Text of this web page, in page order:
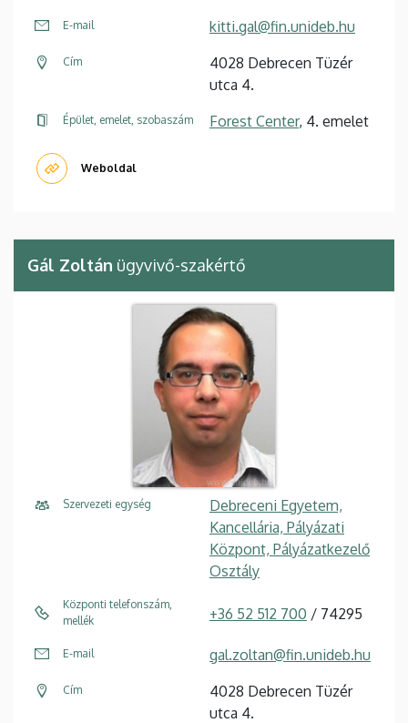
E-mail kitti.gal@fin.unideb.hu
Cím
4028 Debrecen Tüzér
utca 4.
Épület, emelet, szobaszám Forest Center, 4. emelet
Weboldal
Gál Zoltán ügyvivő-szakértő
Szervezeti egység
Debreceni Egyetem,
Kancellária, Pályázati
Központ, Pályázatkezelő
Osztály
Központi telefonszám,
mellék
+36 52 512 700 / 74295
E-mail gal.zoltan@fin.unideb.hu
Cím
4028 Debrecen Tüzér
utca 4.